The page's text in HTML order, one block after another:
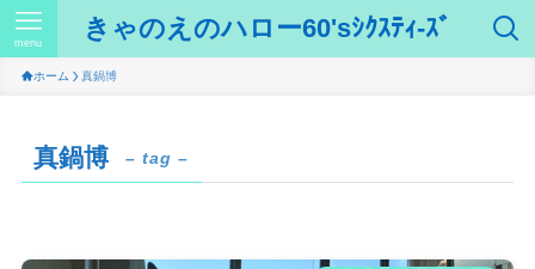
きゃのえのハロー60'sｼｸｽﾃｨ-ｽﾞ
menu
ホーム 真鍋博
真鍋博 – tag –